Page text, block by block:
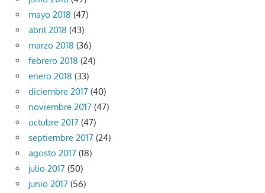
mayo 2018 (47)
abril 2018 (43)
marzo 2018 (36)
febrero 2018 (24)
enero 2018 (33)
diciembre 2017 (40)
noviembre 2017 (47)
octubre 2017 (47)
septiembre 2017 (24)
agosto 2017 (18)
julio 2017 (50)
junio 2017 (56)